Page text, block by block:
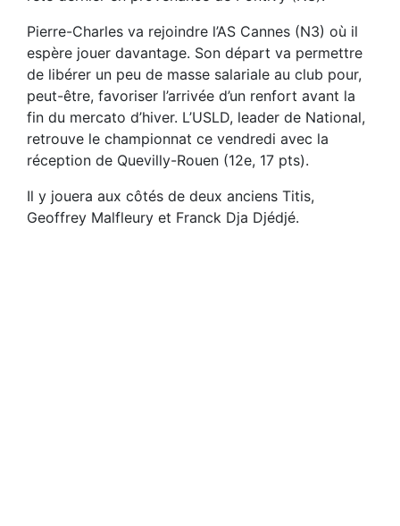
Pierre-Charles va rejoindre l’AS Cannes (N3) où il
espère jouer davantage. Son départ va permettre
de libérer un peu de masse salariale au club pour,
peut-être, favoriser l’arrivée d’un renfort avant la
fin du mercato d’hiver. L’USLD, leader de National,
retrouve le championnat ce vendredi avec la
réception de Quevilly-Rouen (12e, 17 pts).
Il y jouera aux côtés de deux anciens Titis,
Geoffrey Malfleury et Franck Dja Djédjé.